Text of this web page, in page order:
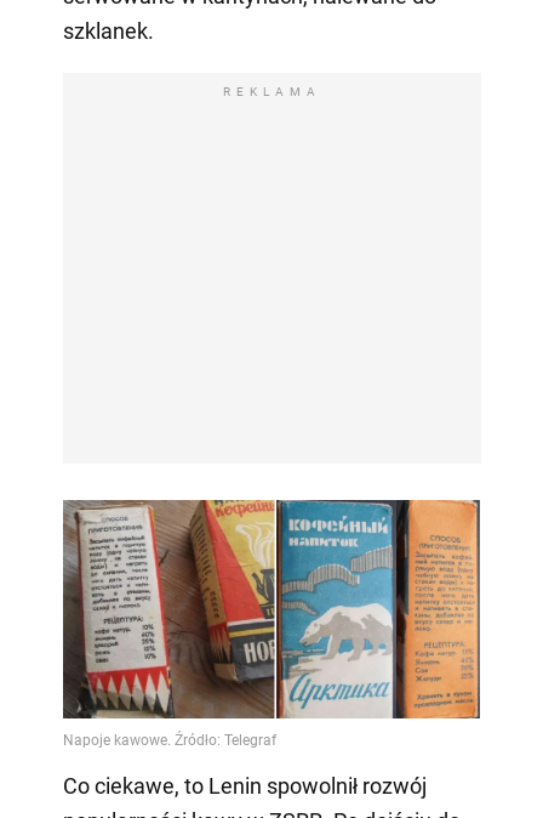
szklanek.
REKLAMA
Co ciekawe, to Lenin spowolnił rozwój